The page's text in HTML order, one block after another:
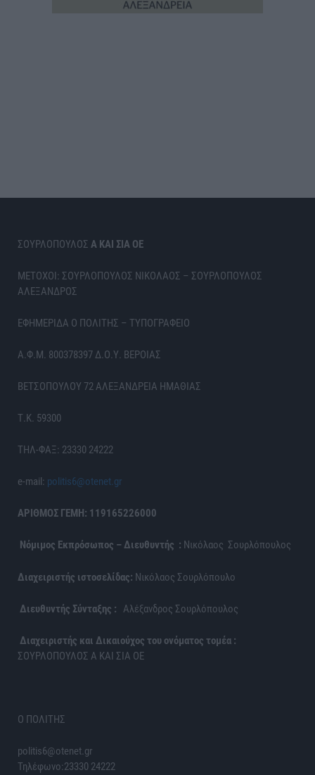
ΣΟΥΡΛΟΠΟΥΛΟΣ Α ΚΑΙ ΣΙΑ ΟΕ
ΜΕΤΟΧΟΙ: ΣΟΥΡΛΟΠΟΥΛΟΣ ΝΙΚΟΛΑΟΣ – ΣΟΥΡΛΟΠΟΥΛΟΣ
ΑΛΕΞΑΝΔΡΟΣ
ΕΦΗΜΕΡΙΔΑ Ο ΠΟΛΙΤΗΣ – ΤΥΠΟΓΡΑΦΕΙΟ
Α.Φ.Μ. 800378397 Δ.Ο.Υ. ΒΕΡΟΙΑΣ
ΒΕΤΣΟΠΟΥΛΟΥ 72 ΑΛΕΞΑΝΔΡΕΙΑ ΗΜΑΘΙΑΣ
Τ.Κ. 59300
ΤΗΛ-ΦΑΞ: 23330 24222
e-mail: politis6@otenet.gr
ΑΡΙΘΜΟΣ ΓΕΜΗ: 119165226000
Νόμιμος Εκπρόσωπος – Διευθυντής : Νικόλαος Σουρλόπουλος
Διαχειριστής ιστοσελίδας: Νικόλαος Σουρλόπουλο
Διευθυντής Σύνταξης : Αλέξανδρος Σουρλόπουλος
Διαχειριστής και Δικαιούχος του ονόματος τομέα :
ΣΟΥΡΛΟΠΟΥΛΟΣ Α ΚΑΙ ΣΙΑ ΟΕ
Ο ΠΟΛΙΤΗΣ
politis6@otenet.gr
Τηλέφωνο:23330 24222